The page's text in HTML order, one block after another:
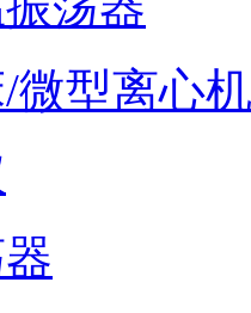
微型离心机